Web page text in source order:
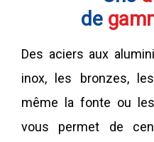
de
Des aciers aux
inox, les bronzes,
même la fonte ou
vous permet de